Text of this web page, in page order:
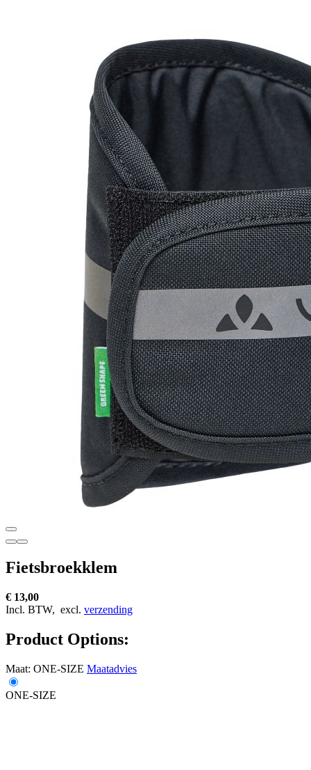
Fietsbroekklem
€ 13,00
Incl. BTW, excl. verzending
Product Options:
Maat: ONE-SIZE Maatadvies
ONE-SIZE